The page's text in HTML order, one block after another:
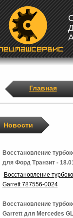
Главная
Новости
Восстановление
для Форд Транзит -
Восстановление
Garrett 787556-0024
Восстановление
Garrett для Mercedes